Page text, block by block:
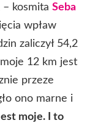
kosmita Seba
wpław
zaliczył 54,2
12 km jest
przeze
ono marne i
moje. I to